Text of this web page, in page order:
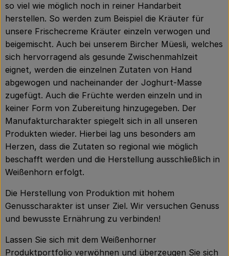
so viel wie möglich noch in reiner Handarbeit
herstellen. So werden zum Beispiel die Kräuter für
unsere Frischecreme Kräuter einzeln verwogen und
beigemischt. Auch bei unserem Bircher Müesli, welches
sich hervorragend als gesunde Zwischenmahlzeit
eignet, werden die einzelnen Zutaten von Hand
abgewogen und nacheinander der Joghurt-Masse
zugefügt. Auch die Früchte werden einzeln und in
keiner Form von Zubereitung hinzugegeben. Der
Manufakturcharakter spiegelt sich in all unseren
Produkten wieder. Hierbei lag uns besonders am
Herzen, dass die Zutaten so regional wie möglich
beschafft werden und die Herstellung ausschließlich in
Weißenhorn erfolgt.
Die Herstellung von Produktion mit hohem
Genusscharakter ist unser Ziel. Wir versuchen Genuss
und bewusste Ernährung zu verbinden!
Lassen Sie sich mit dem Weißenhorner
Produktportfolio verwöhnen und überzeugen Sie sich